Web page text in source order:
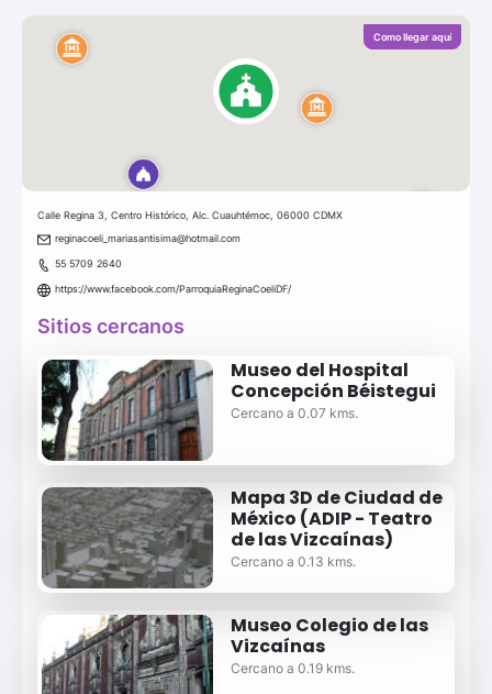
Como llegar aquí
Calle Regina 3, Centro Histórico, Alc. Cuauhtémoc, 06000 CDMX
reginacoeli_mariasantisima@hotmail.com
55 5709 2640
https://www.facebook.com/ParroquiaReginaCoeliDF/
Sitios cercanos
Museo del Hospital
Concepción Béistegui
Cercano a 0.07 kms.
Mapa 3D de Ciudad de
México (ADIP - Teatro
de las Vizcaínas)
Cercano a 0.13 kms.
Museo Colegio de las
Vizcaínas
Cercano a 0.19 kms.